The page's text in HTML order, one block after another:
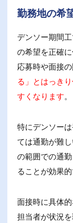
勤務地の希
デンソー期間
の希望を正確
応募時や面接の
る」とはっき
すくなります。
特にデンソー
ては通勤が難
の範囲での通
ることが効果的
面接時に具体
担当者が状況